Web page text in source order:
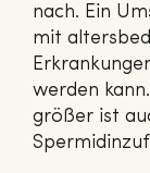
nach. Ein
mit
werden
größer ist